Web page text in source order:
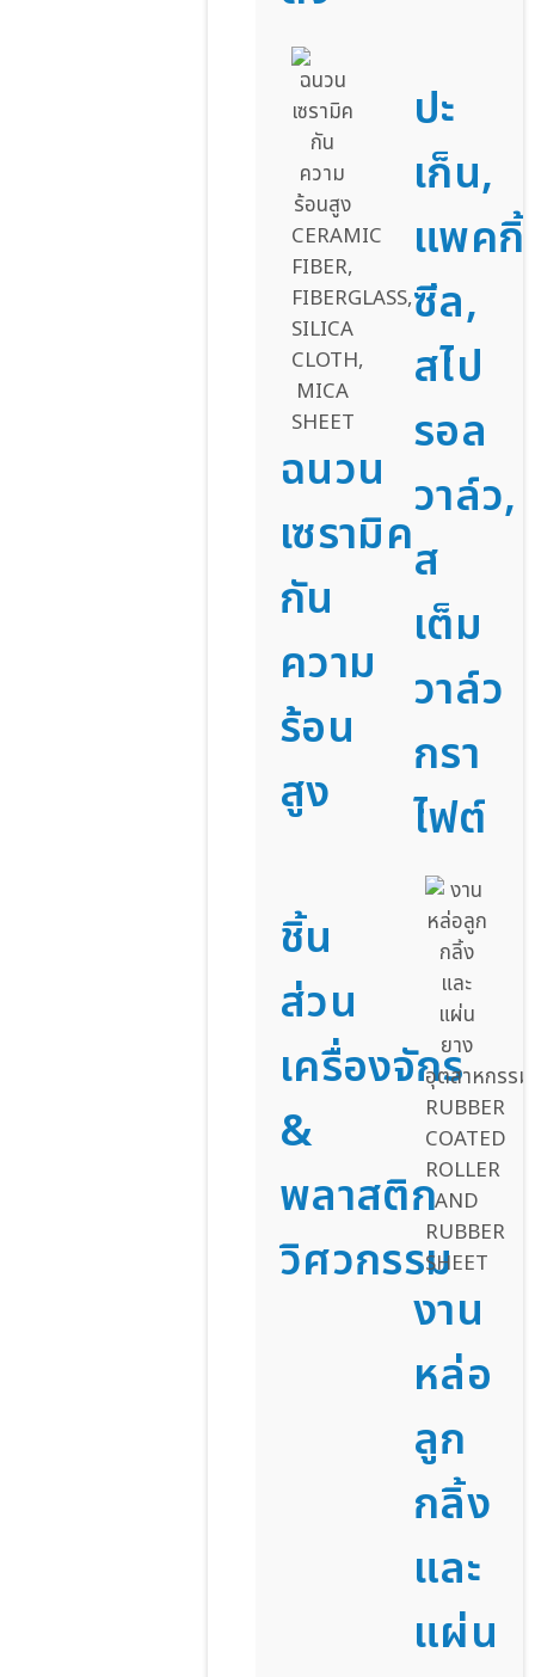
ฉนวน
เซรามิค
กัน
ความ
ร้อน
สูง
ปะ
เก็น,
แพคกิ้
ซีล,
สไป
รอล
วาล์ว,
ส
เต็ม
วาล์ว
กรา
ไฟต์
ชิ้น
ส่วน
เครื่องจักร
&
พลาสติก
วิศวกรรม
งาน
หล่อ
ลูก
กลิ้ง
และ
แผ่น